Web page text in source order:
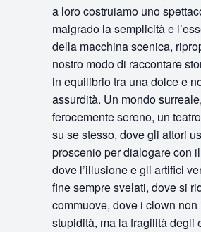
a loro costruiamo uno
malgrado la semplicità e
della macchina scenica,
nostro modo di raccontare
in equilibrio tra una dolce e
assurdità. Un mondo surreale,
ferocemente sereno, un
su se stesso, dove gli attori
proscenio per dialogare con
dove l’illusione e gli artifici
fine sempre svelati, dove si
commuove, dove i clown
stupidità, ma la fragilità degli